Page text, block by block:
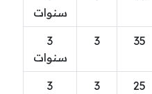
سنوات
35
3
3
سنوات
25
3
3